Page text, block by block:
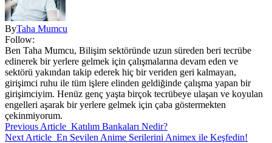
ByTaha Mumcu
Follow:
Ben Taha Mumcu, Bilişim sektöründe uzun süreden beri tecrübe
edinerek bir yerlere gelmek için çalışmalarına devam eden ve
sektörü yakından takip ederek hiç bir veriden geri kalmayan,
girişimci ruhu ile tüm işlere elinden geldiğinde çalışma yapan bir
girişimciyim. Henüz genç yaşta birçok tecrübeye ulaşan ve koyulan
engelleri aşarak bir yerlere gelmek için çaba göstermekten
çekinmiyorum.
Previous Article Katılım Bankaları Nedir?
Next Article En Sevilen Anime Serilerini Animex ile Keşfedin!